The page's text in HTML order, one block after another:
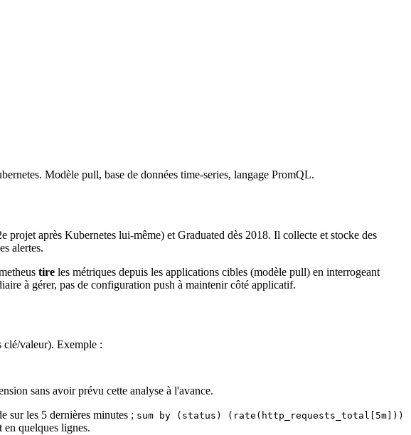
Modèle pull, base de données time-series, langage PromQL.
après Kubernetes lui-même) et Graduated dès 2018. Il collecte et stocke des
alertes.
tire les métriques depuis les applications cibles (modèle pull) en interrogeant
à gérer, pas de configuration push à maintenir côté applicatif.
clé/valeur). Exemple :
sans avoir prévu cette analyse à l'avance.
sur les 5 dernières minutes ; sum by (status) (rate(http_requests_total[5m]))
en quelques lignes.